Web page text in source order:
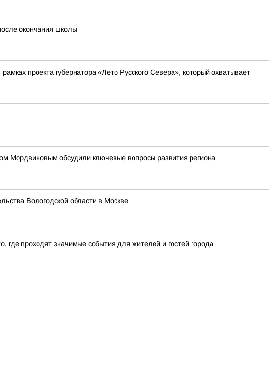
окончания школы
проекта губернатора «Лето Русского Севера», который охватывает
Мордвиновым обсудили ключевые вопросы развития региона
Вологодской области в Москве
проходят значимые события для жителей и гостей города